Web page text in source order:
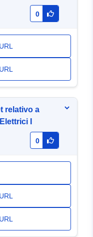
0
relativo a
I
0